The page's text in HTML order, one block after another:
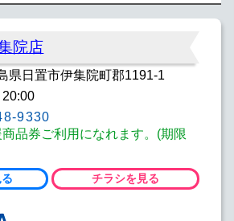
院店
県日置市伊集院町郡1191-1
9330
品券ご利用になれます。(期限
チラシを見る